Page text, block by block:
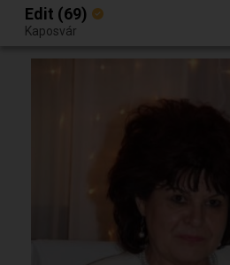
Egy jó randiból bármi lehet.
Edit (69)
Kaposvár